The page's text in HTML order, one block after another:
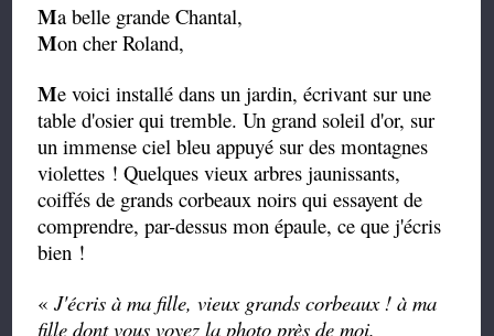
Ma belle grande Chantal,
Mon cher Roland,
Me voici installé dans un jardin, écrivant sur une
table d'osier qui tremble. Un grand soleil d'or, sur
un immense ciel bleu appuyé sur des montagnes
violettes ! Quelques vieux arbres jaunissants,
coiffés de grands corbeaux noirs qui essayent de
comprendre, par-dessus mon épaule, ce que j'écris
bien !
«J'écris à ma fille, vieux grands corbeaux ! à ma
fille dont vous voyez la photo près de moi.